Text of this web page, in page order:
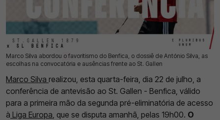
Marco Silva abordou o favoritismo do Benfica, o dossiê de António Silva, as
escolhas na convocatória e ausências frente ao St. Gallen
22 Jul 2026 | 19:37 | 0
Marco Silva realizou, esta quarta-feira, dia 22 de julho, a
conferência de antevisão ao St. Gallen - Benfica, válido
para a primeira mão da segunda pré-eliminatória de acesso
à Liga Europa , que se disputa amanhã, pelas 19h00. O